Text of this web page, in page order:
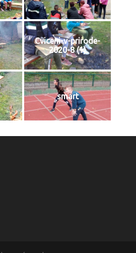
Cviceni-v-prirode-
2020-8 (1)
smart